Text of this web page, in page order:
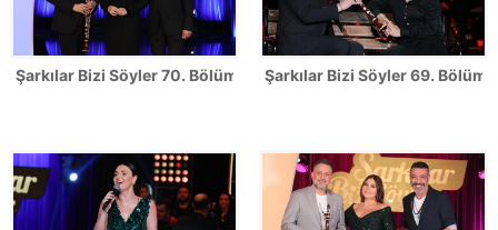
Şarkılar Bizi Söyler 70. Bölüm FotoğraflarıŞarkılar Bizi Söyler 69. Bölüm